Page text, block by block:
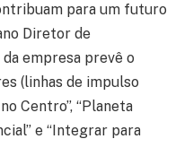
para um futuro
Diretor de
empresa prevê o
(linhas de impulso
Centro”, “Planeta
e “Integrar para